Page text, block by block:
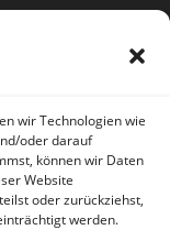
wir Technologien wie
oder darauf
können wir Daten
Website
oder zurückziehst,
werden.